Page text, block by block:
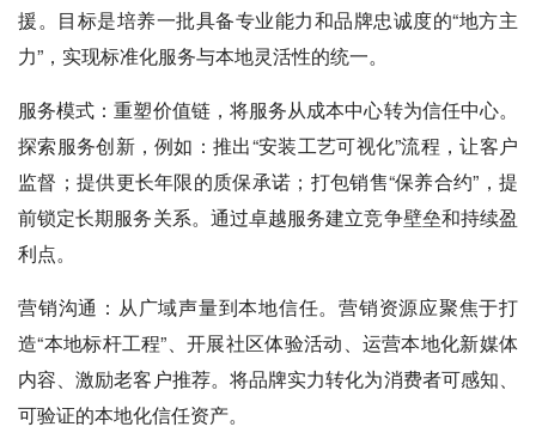
援。目标是培养一批具备专业能力和品牌忠诚度的“地方主
力”，实现标准化服务与本地灵活性的统一。
服务模式：重塑价值链，将服务从成本中心转为信任中心。
探索服务创新，例如：推出“安装工艺可视化”流程，让客户
监督；提供更长年限的质保承诺；打包销售“保养合约”，提
前锁定长期服务关系。通过卓越服务建立竞争壁垒和持续盈
利点。
营销沟通：从广域声量到本地信任。营销资源应聚焦于打
造“本地标杆工程”、开展社区体验活动、运营本地化新媒体
内容、激励老客户推荐。将品牌实力转化为消费者可感知、
可验证的本地化信任资产。